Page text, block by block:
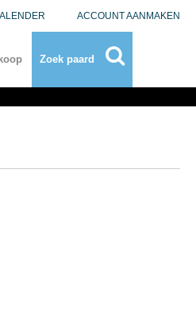
ACCOUNT AANMAKEN
Zoek paard